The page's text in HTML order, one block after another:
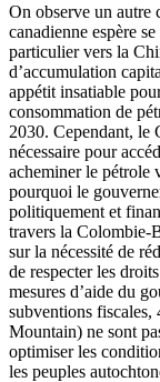
On observe un autre
canadienne espère
particulier vers la
d’accumulation
appétit insatiable
consommation de
2030. Cependant, le
nécessaire pour
acheminer le pétrole
pourquoi le
politiquement et
travers la Colombie-
sur la nécessité de
de respecter les
mesures d’aide du
subventions fiscales,
Mountain) ne sont
optimiser les
les peuples